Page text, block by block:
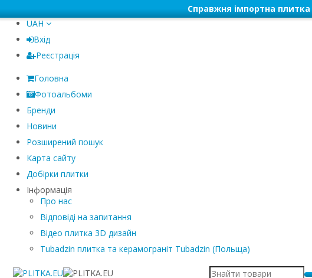
Справжня імпортна плитка
UAH
Вхід
Реєстрація
Головна
Фотоальбоми
Бренди
Новини
Розширений пошук
Карта сайту
Добірки плитки
Інформація
Про нас
Відповіді на запитання
Відео плитка 3D дизайн
Tubadzin плитка та керамограніт Tubadzin (Польща)